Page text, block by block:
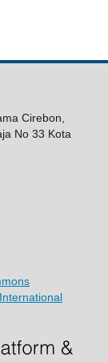
Cirebon,
No 33 Kota